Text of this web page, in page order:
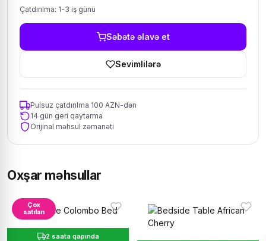
Çatdırılma: 1-3 iş günü
Səbətə əlavə et
Sevimlilərə
Pulsuz çatdırılma 100 AZN-dən
14 gün geri qaytarma
Orijinal məhsul zəmanəti
Oxşar məhsullar
Çox
satılan
2 saata qapında